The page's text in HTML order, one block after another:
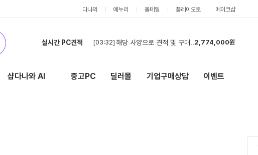
다나와 에누리 몰테일 플레이오토 메이크샵
실시간 PC견적 [03:32] 해당 사양으로 견적 및 구매 희망합니다2,774,000원
[01:32] ㅅ
2,842,000원
샵다나와 AI 중고PC 딜러몰 기업구매상담 이벤트